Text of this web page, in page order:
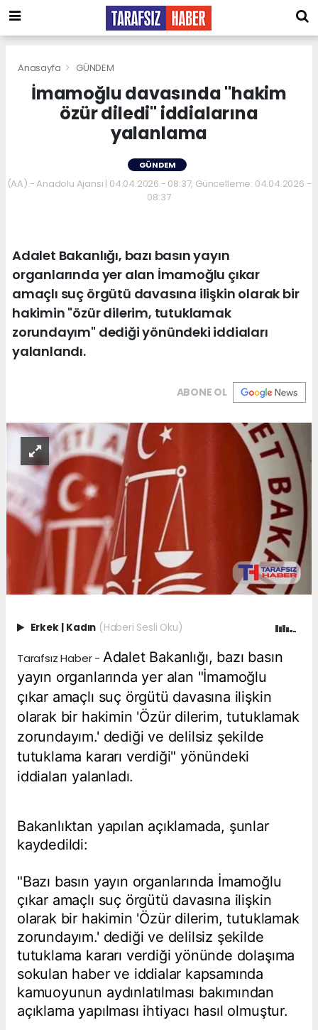
Anasayfa GÜNDEM
İmamoğlu davasında "hakim
özür diledi" iddialarına
yalanlama
GÜNDEM
(AA) - Anadolu Ajansı | 04.04.2026 - 08:37, Güncelleme: 04.04.2026 -
08:37
Adalet Bakanlığı, bazı basın yayın
organlarında yer alan İmamoğlu çıkar
amaçlı suç örgütü davasına ilişkin olarak bir
hakimin "özür dilerim, tutuklamak
zorundayım" dediği yönündeki iddiaları
yalanlandı.
ABONE OL
Erkek | Kadın (Haberi Sesli Oku)
Tarafsız Haber - Adalet Bakanlığı, bazı basın
yayın organlarında yer alan "İmamoğlu
çıkar amaçlı suç örgütü davasına ilişkin
olarak bir hakimin 'Özür dilerim, tutuklamak
zorundayım.' dediği ve delilsiz şekilde
tutuklama kararı verdiği" yönündeki
iddiaları yalanladı.
Bakanlıktan yapılan açıklamada, şunlar
kaydedildi:
"Bazı basın yayın organlarında İmamoğlu
çıkar amaçlı suç örgütü davasına ilişkin
olarak bir hakimin 'Özür dilerim, tutuklamak
zorundayım.' dediği ve delilsiz şekilde
tutuklama kararı verdiği yönünde dolaşıma
sokulan haber ve iddialar kapsamında
kamuoyunun aydınlatılması bakımından
açıklama yapılması ihtiyacı hasıl olmuştur.